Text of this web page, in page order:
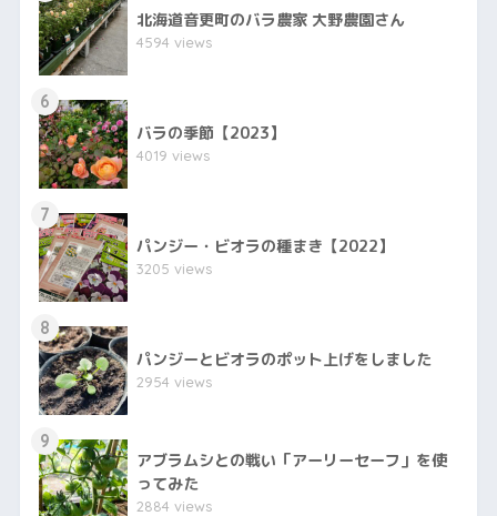
北海道音更町のバラ農家 大野農園さん
4594 views
6
バラの季節【2023】
4019 views
7
パンジー・ビオラの種まき【2022】
3205 views
8
パンジーとビオラのポット上げをしました
2954 views
9
アブラムシとの戦い「アーリーセーフ」を使
ってみた
2884 views